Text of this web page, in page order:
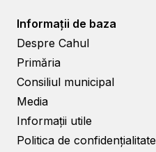
Informații de baza
Despre Cahul
Primăria
Consiliul municipal
Media
Informații utile
Politica de confidențialitate